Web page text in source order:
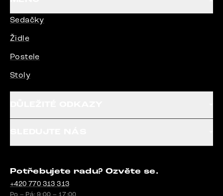
Sedačky
Židle
Postele
Stoly
Potřebujete radu? Ozvěte se.
+420 770 313 313